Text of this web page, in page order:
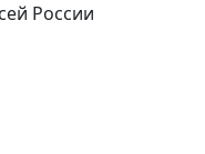
России